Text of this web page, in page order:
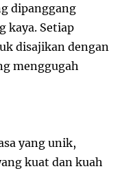
dipanggang
kaya. Setiap
disajikan dengan
menggugah
yang unik,
kuat dan kuah